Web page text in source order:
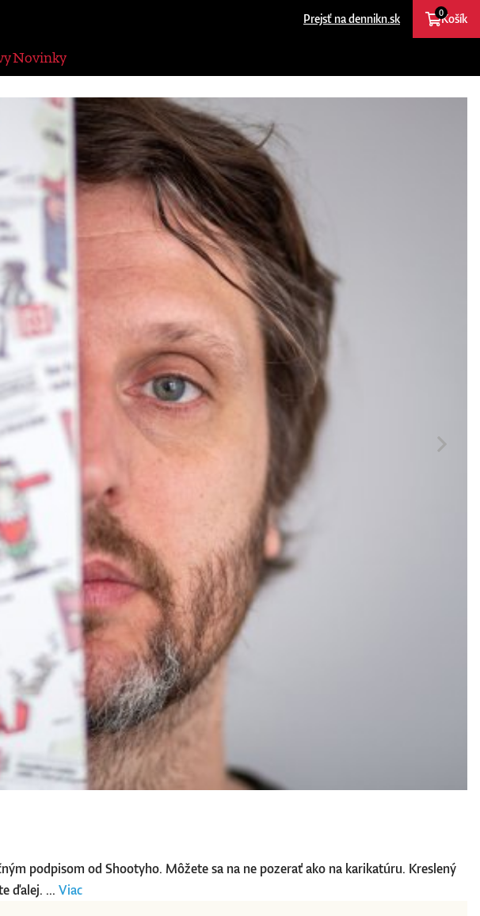
Prejsť na dennikn.sk Košík
0
Novinky
podpisom od Shootyho. Môžete sa na ne pozerať ako na karikatúru. Kreslený
ďalej. ... Viac